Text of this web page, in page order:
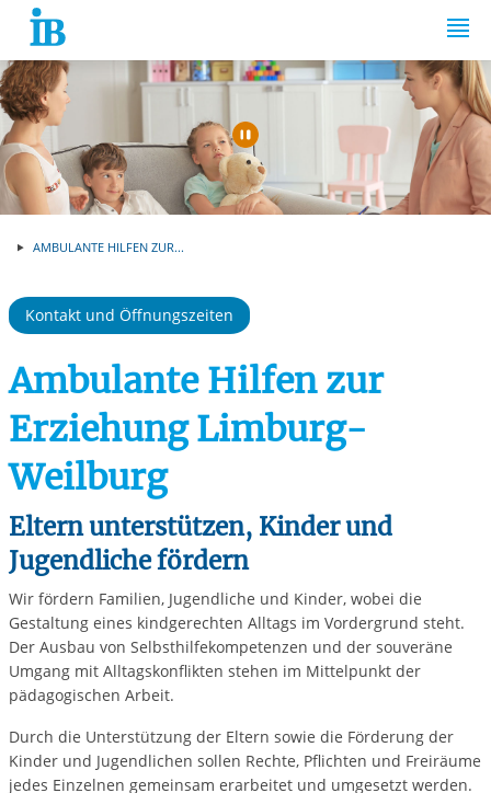
Springe zum Inhalt
Automatische
AMBULANTE HILFEN ZUR...
Kontakt und Öffnungszeiten
Ambulante Hilfen zur
Erziehung Limburg-
Weilburg
Eltern unterstützen, Kinder und
Jugendliche fördern
Wir fördern Familien, Jugendliche und Kinder, wobei die
Gestaltung eines kindgerechten Alltags im Vordergrund steht.
Der Ausbau von Selbsthilfekompetenzen und der souveräne
Umgang mit Alltagskonflikten stehen im Mittelpunkt der
pädagogischen Arbeit.
Durch die Unterstützung der Eltern sowie die Förderung der
Kinder und Jugendlichen sollen Rechte, Pflichten und Freiräume
jedes Einzelnen gemeinsam erarbeitet und umgesetzt werden.